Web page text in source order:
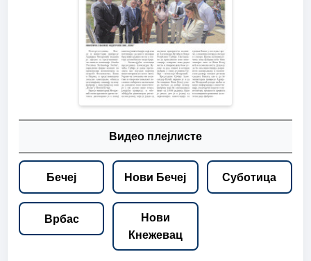
Видео плејлисте
Бечеј Нови Бечеј Суботица
Врбас
Нови
Кнежевац